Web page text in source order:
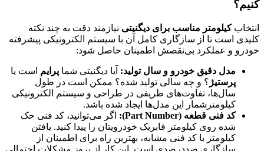
کنیم؟
انتخابکیلومتر مناسب برای دیگنیتی نیازمند دقت به چند نکته
کلیدی است تا از سازگاری کامل آن با سیستم الکترونیکی پیشرفته
خودرو و عملکرد بی‌نقصش اطمینان حاصل شود:
مدل دقیق خودرو و سال تولید: آیا دیگنیتی شما پرایم است یا
پرستیژ ؟ و چه سالی تولید شده؟ ممکن است در طول
سال‌ها، تفاوت‌های ظریفی در طراحی و سیستم الکترونیکی
کیلومترشمار این مدل‌ها ایجاد شده باشد.
کد فنی قطعه (Part Number):
اگر می‌توانید، کد فنی حک
شده روی کیلومتر فابریک خودرویتان را پیدا کنید. یافتن
کیلومتر با کد فنی مشابه، بهترین راه برای اطمینان از
سازگاری صددرصدی است. این کار از بروز مشکلات احتمالی